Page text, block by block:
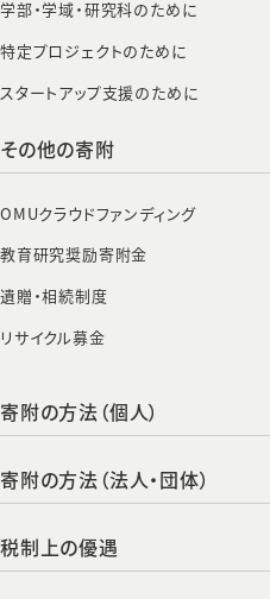
学部・学域・研究科のために
特定プロジェクトのために
スタートアップ支援のために
その他の寄附
OMUクラウドファンディング
教育研究奨励寄附金
遺贈・相続制度
リサイクル募金
寄附の方法（個人）
寄附の方法（法人・団体）
税制上の優遇